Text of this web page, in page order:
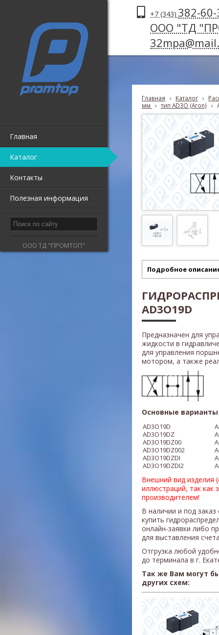
Главная
Каталог
Контакты
Полезная информация
ООО ТД "ПРОМТОП"
+7 (343) 382-
ООО "ТД
Главная › Каталог ›
мм
› тип AD3O (Aron) ›
Подробное
AD3O19D
Предназначен для
жидкости в
для управления
мотором, а также
Основные
AD3O19D
AD3O19DZ
AD3O19DZ00
AD3O19DZ002
​AD3O19DZDI
​AD3O19DZDI2
Внешний вид изделия
иллюстраций, так как
производителем!
В наличии и под
купить
онлайн-заявки либо
для выставления
Отгрузка любой
до терминала в г.
Так же Вам могут
других схем: